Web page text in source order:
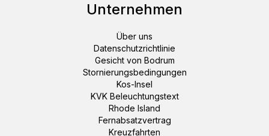
Unternehmen
Über uns
Datenschutzrichtlinie
Gesicht von Bodrum
Stornierungsbedingungen
Kos-Insel
KVK Beleuchtungstext
Rhode Island
Fernabsatzvertrag
Kreuzfahrten